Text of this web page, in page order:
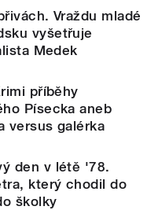
Vraždu mladé
vyšetřuje
Medek
příběhy
Písecka aneb
versus galérka
den v létě '78.
který chodil do
školky